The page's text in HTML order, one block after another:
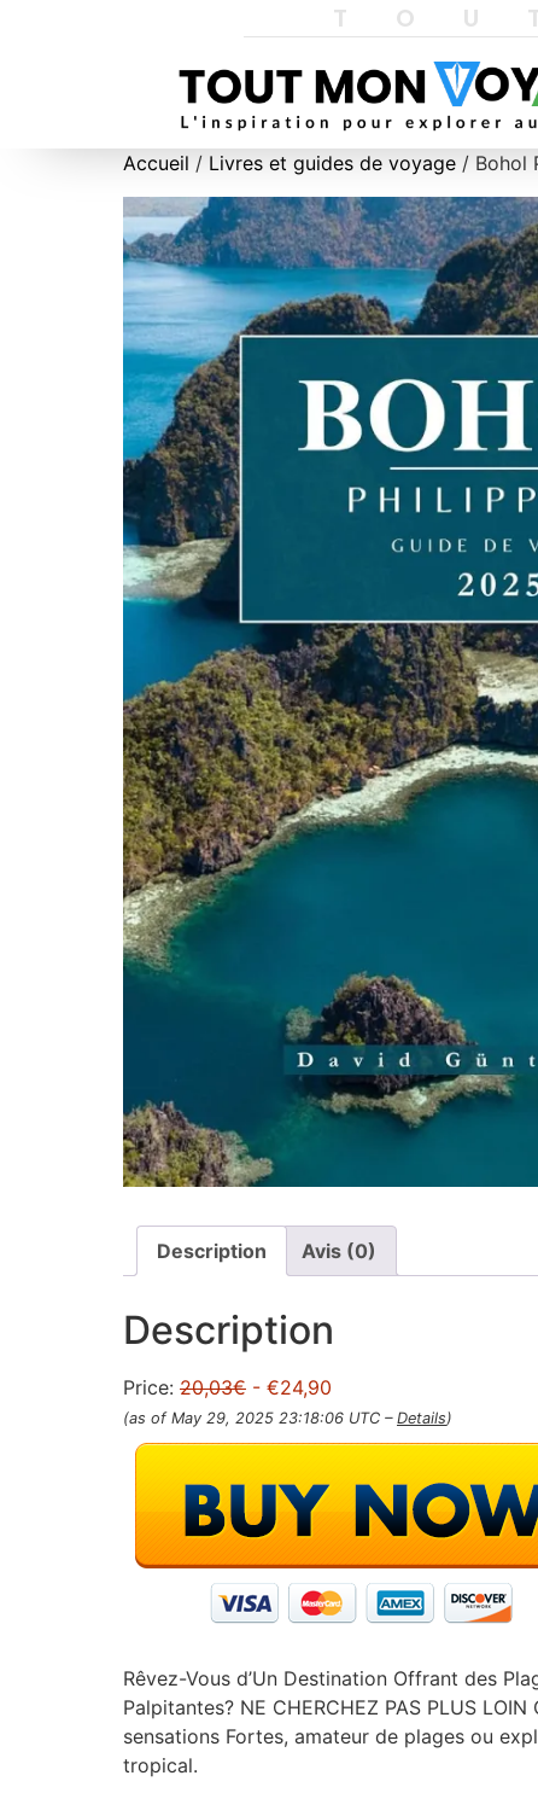
Accueil / Livres et guides de voyage / Bohol
Description Avis (0)
Description
Price: 20,03€ - €24,90
(as of May 29, 2025 23:18:06 UTC – Details)
Rêvez-Vous d’Un Destination Offrant des
Palpitantes? NE CHERCHEZ PAS PLUS
sensations Fortes, amateur de plages ou
tropical.